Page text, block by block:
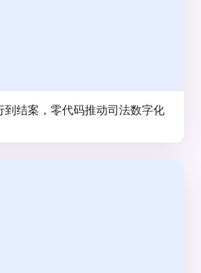
到结案，零代码推动司法数字化